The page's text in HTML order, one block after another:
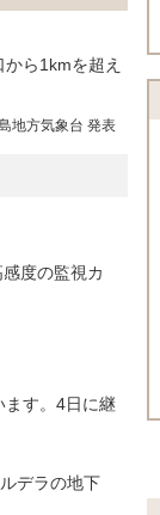
ら1kmを超え
地方気象台 発表
度の監視カ
す。4日に継
デラの地下